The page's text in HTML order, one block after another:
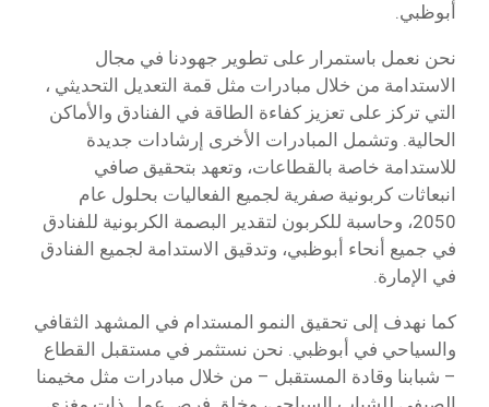
أبوظبي.
نحن نعمل باستمرار على تطوير جهودنا في مجال
الاستدامة من خلال مبادرات مثل قمة التعديل التحديثي ،
التي تركز على تعزيز كفاءة الطاقة في الفنادق والأماكن
الحالية. وتشمل المبادرات الأخرى إرشادات جديدة
للاستدامة خاصة بالقطاعات، وتعهد بتحقيق صافي
انبعاثات كربونية صفرية لجميع الفعاليات بحلول عام
2050، وحاسبة للكربون لتقدير البصمة الكربونية للفنادق
في جميع أنحاء أبوظبي، وتدقيق الاستدامة لجميع الفنادق
في الإمارة.
كما نهدف إلى تحقيق النمو المستدام في المشهد الثقافي
والسياحي في أبوظبي. نحن نستثمر في مستقبل القطاع
– شبابنا وقادة المستقبل – من خلال مبادرات مثل مخيمنا